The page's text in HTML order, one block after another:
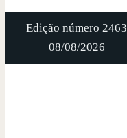
Edição número 2463
08/08/2026